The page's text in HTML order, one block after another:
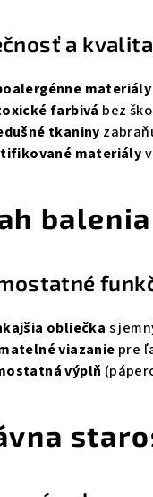
a
materiály
farbivá bez
tkaniny
materiály
obliečka s
viazanie pre
výplň